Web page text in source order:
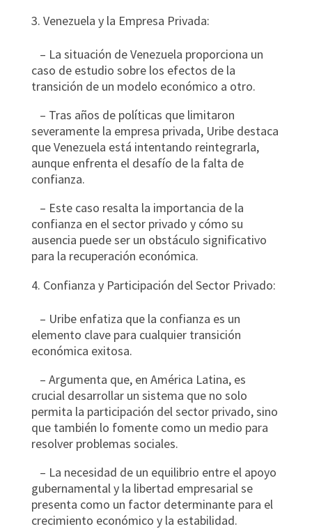
Venezuela y la Empresa Privada:
– La situación de Venezuela proporciona un
caso de estudio sobre los efectos de la
transición de un modelo económico a otro.
– Tras años de políticas que limitaron
severamente la empresa privada, Uribe destaca
que Venezuela está intentando reintegrarla,
aunque enfrenta el desafío de la falta de
confianza.
– Este caso resalta la importancia de la
confianza en el sector privado y cómo su
ausencia puede ser un obstáculo significativo
para la recuperación económica.
Confianza y Participación del Sector Privado:
– Uribe enfatiza que la confianza es un
elemento clave para cualquier transición
económica exitosa.
– Argumenta que, en América Latina, es
crucial desarrollar un sistema que no solo
permita la participación del sector privado, sino
que también lo fomente como un medio para
resolver problemas sociales.
– La necesidad de un equilibrio entre el apoyo
gubernamental y la libertad empresarial se
presenta como un factor determinante para el
crecimiento económico y la estabilidad.